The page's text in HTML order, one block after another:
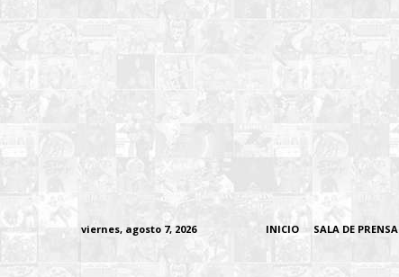
viernes, agosto 7, 2026 INICIO SALA DE PRENSA